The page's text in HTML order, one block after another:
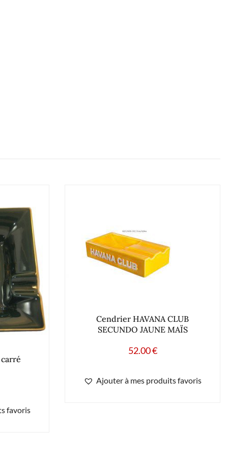
favoris
Cendrier HAVANA CLUB
SECUNDO JAUNE MAÏS
52.00€
Ajouter à mes produits favoris